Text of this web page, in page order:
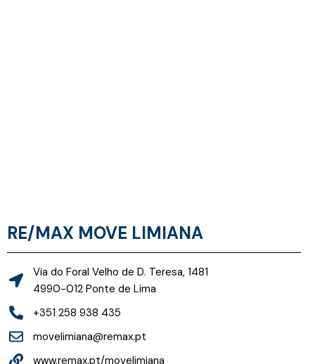
RE/MAX MOVE LIMIANA
Via do Foral Velho de D. Teresa, 1481
4990-012 Ponte de Lima
+351 258 938 435
movelimiana@remax.pt
www.remax.pt/movelimiana